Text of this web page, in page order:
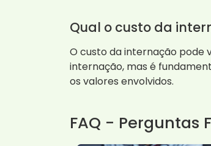
Qual o custo da
O custo da internação pode
internação, mas é
os valores envolvidos.
FAQ - Perguntas